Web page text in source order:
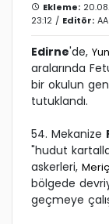
Ekleme:
23:12 / Editör: AA
Edirne'de,
aralarında
bir okulun
tutuklandı.
54. Mekanize
"hudut
askerleri, Meriç
bölgede
geçmeye